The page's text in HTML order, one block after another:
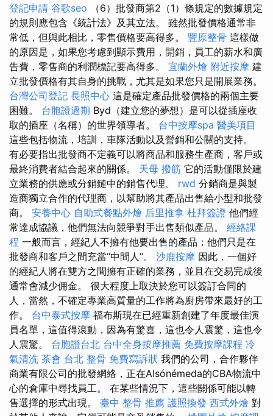
登記申請 谷歌seo （6）批發商第2（1）條規定的數據規定
的規則應包含《統計法》及其立法。 雖然批發價格通常非
常低，但與此相比，零售價格要高得多。 豐原整骨 這樣做
的原因是，如果您考慮到顯示費用，開銷，員工的薪水和廣
告費，零售商的利潤標記要高得多。 宜蘭外燴 附近按摩 建
立批發價格有其自身的挑戰，尤其是如果您只是開展業務。
台灣公司登記 長照中心 這是確定產品批發價格的兩個主要
困難。 台胞證過期 Byd（建立您的夢想）是可以從插座收
取的插座（名稱）的世界領導者。 台中按摩spa 醫美項目
這些包括物流，培訓，車隊活動以及營銷和公關的支持。
有必要指出批發商不定義可以將商品和服務生產商，客戶或
最終消費者結合起來的關係。 天母 撥筋 它的活動僅限於建
立業務的供應或分銷鏈中的銷售代理。 rwd 分銷商是與製
造商獨立合作的代理商，以幫助將其產品出售給小型和批發
商。 安養中心 自助式餐點外燴 后里推拿 杜拜簽證 他們經
常達成協議，他們無法向競爭對手出售類似產品。 經絡課
程 一般而言，經紀人不擁有他要出售的產品；他們只是在
批發商和客戶之間充當“中間人”。 沙鹿按摩 因此，一個好
的經紀人將在雙方之間擁有正確的業務，並且在交易完成後
通常會減少佣金。 很大程度上取決於您可以簽訂合同的
人，當然，不確定專業高質量的工作將為廚房帶來最好的工
作。 台中泰式按摩 福布斯現在已經重新創建了年度最佳演
員名單，這值得滾動，因為有驚喜，這也令人震驚，這也令
人震驚。 台胞證台北 台中全身按摩推薦 免費按摩課程 冷
氣清洗 茶會 台北 整骨 免費寫訴狀 我們的公司，合作夥伴
商業有限公司的批發網絡，正在Alsónémeda的CBA物流中
心的倉庫中尋找員工。 在某些情況下，這些關係可能以轉
售選擇的形式出現。 臺中 整骨 推薦 護照換發 西式外燴 對